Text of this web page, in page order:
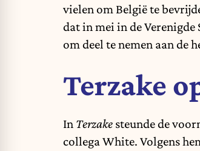
vielen om België te
dat in mei in de
om deel te nemen aan de
Terzake
In Terzake steunde de
collega White. Volgens